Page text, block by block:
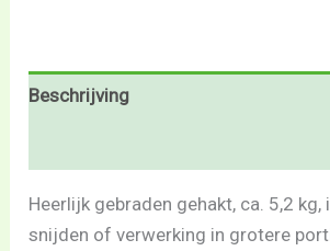
Beschrijving
Heerlijk gebraden gehakt, ca. 5,2 kg,
snijden of verwerking in grotere